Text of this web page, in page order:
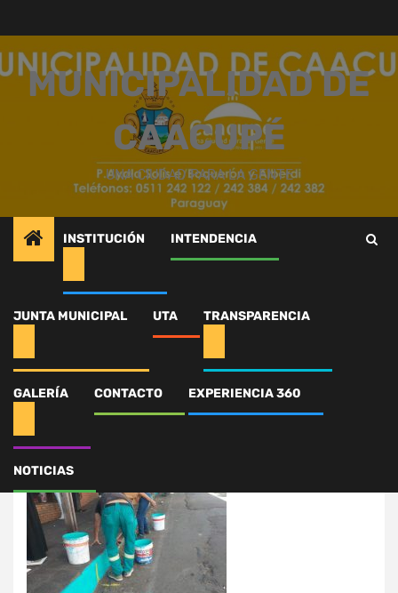
contenido
MUNICIPALIDAD DE
CAACUPÉ
UNA CIUDAD PARA LA GENTE
INSTITUCIÓN INTENDENCIA
JUNTA MUNICIPAL UTA TRANSPARENCIA
GALERÍA CONTACTO EXPERIENCIA 360
NOTICIAS